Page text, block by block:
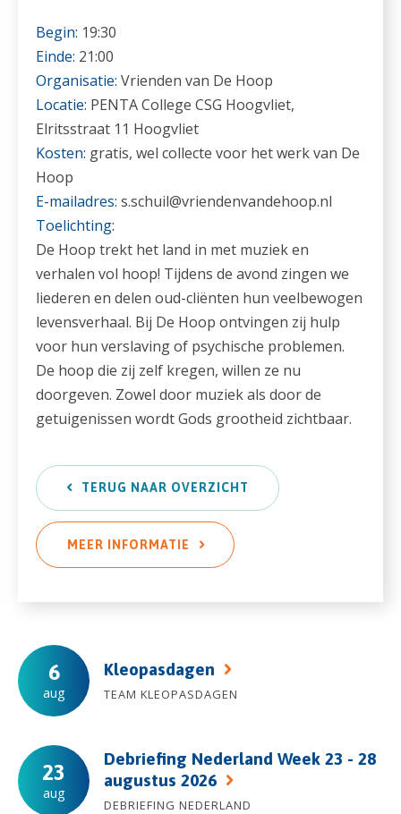
Begin: 19:30
Einde: 21:00
Organisatie: Vrienden van De Hoop
Locatie: PENTA College CSG Hoogvliet,
Elritsstraat 11 Hoogvliet
Kosten: gratis, wel collecte voor het werk van De
Hoop
E-mailadres: s.schuil@vriendenvandehoop.nl
Toelichting:
De Hoop trekt het land in met muziek en
verhalen vol hoop! Tijdens de avond zingen we
liederen en delen oud-cliënten hun veelbewogen
levensverhaal. Bij De Hoop ontvingen zij hulp
voor hun verslaving of psychische problemen.
De hoop die zij zelf kregen, willen ze nu
doorgeven. Zowel door muziek als door de
getuigenissen wordt Gods grootheid zichtbaar.
TERUG NAAR OVERZICHT
MEER INFORMATIE
6
aug
Kleopasdagen
TEAM KLEOPASDAGEN
23
aug
Debriefing Nederland Week 23 - 28
augustus 2026
DEBRIEFING NEDERLAND